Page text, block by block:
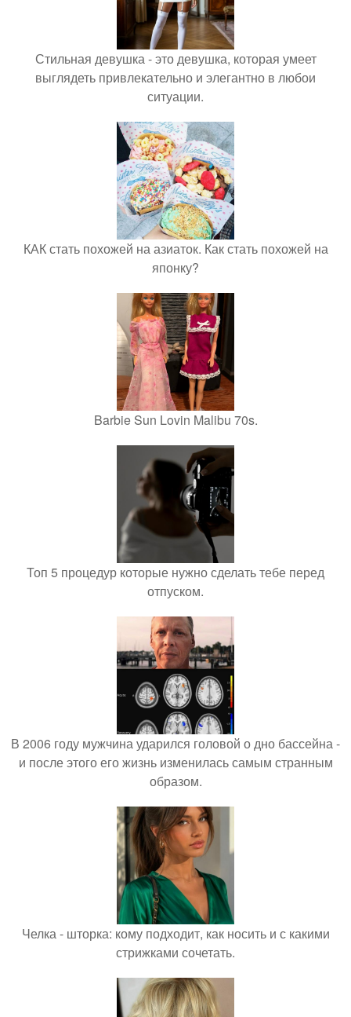
Стильная девушка - это девушка, которая умеет
выглядеть привлекательно и элегантно в любои
ситуации.
КАК стать похожей на азиаток. Как стать похожей на
японку?
Barbie Sun Lovin Malibu 70s.
Топ 5 процедур которые нужно сделать тебе перед
отпуском.
В 2006 году мужчина ударился головой о дно бассейна -
и после этого его жизнь изменилась самым странным
образом.
Челка - шторка: кому подходит, как носить и с какими
стрижками сочетать.